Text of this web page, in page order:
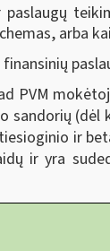
arba
PVM
sandorių
ir
ir yra